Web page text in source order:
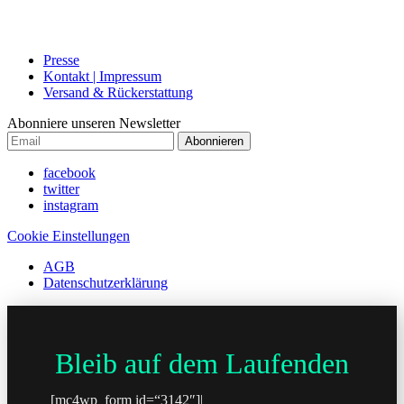
Presse
Kontakt | Impressum
Versand & Rückerstattung
Abonniere unseren Newsletter
Abonnieren
facebook
twitter
instagram
Cookie Einstellungen
AGB
Datenschutzerklärung
Bleib auf dem Laufenden
[mc4wp_form id=“3142″]|